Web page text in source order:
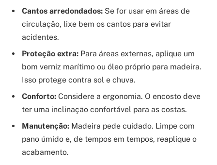
Cantos arredondados: Se for usar em áreas de
circulação, lixe bem os cantos para evitar
acidentes.
Proteção extra: Para áreas externas, aplique um
bom verniz marítimo ou óleo próprio para madeira.
Isso protege contra sol e chuva.
Conforto: Considere a ergonomia. O encosto deve
ter uma inclinação confortável para as costas.
Manutenção: Madeira pede cuidado. Limpe com
pano úmido e, de tempos em tempos, reaplique o
acabamento.